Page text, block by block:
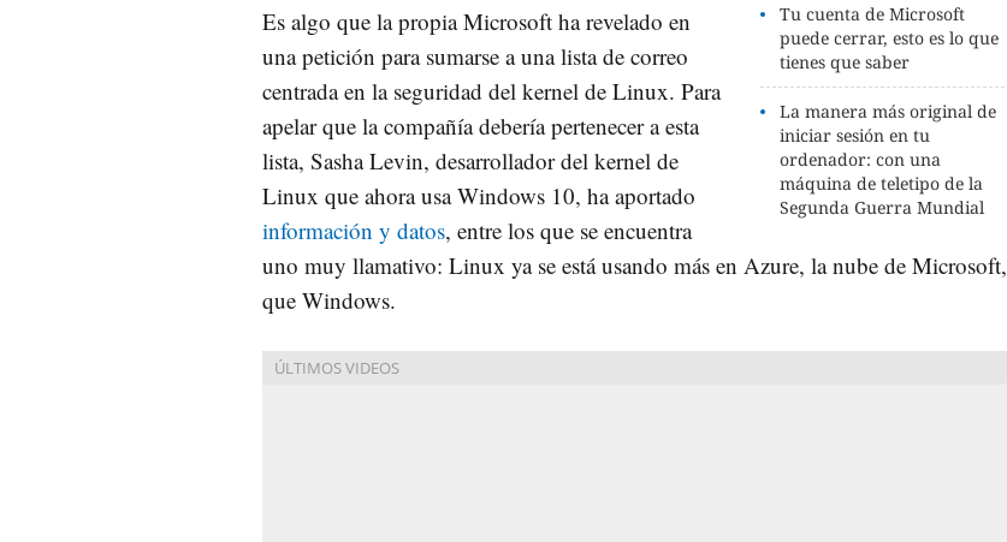
Tu cuenta de Microsoft
puede cerrar, esto es lo que
tienes que saber
La manera más original de
iniciar sesión en tu
ordenador: con una
máquina de teletipo de la
Segunda Guerra Mundial
Es algo que la propia Microsoft ha revelado en
una petición para sumarse a una lista de correo
centrada en la seguridad del kernel de Linux. Para
apelar que la compañía debería pertenecer a esta
lista, Sasha Levin, desarrollador del kernel de
Linux que ahora usa Windows 10, ha aportado
información y datos, entre los que se encuentra
uno muy llamativo: Linux ya se está usando más en Azure, la nube de Microsoft,
que Windows.